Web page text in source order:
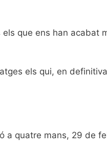
que ens han acabat
els qui, en
a quatre mans, 29 de